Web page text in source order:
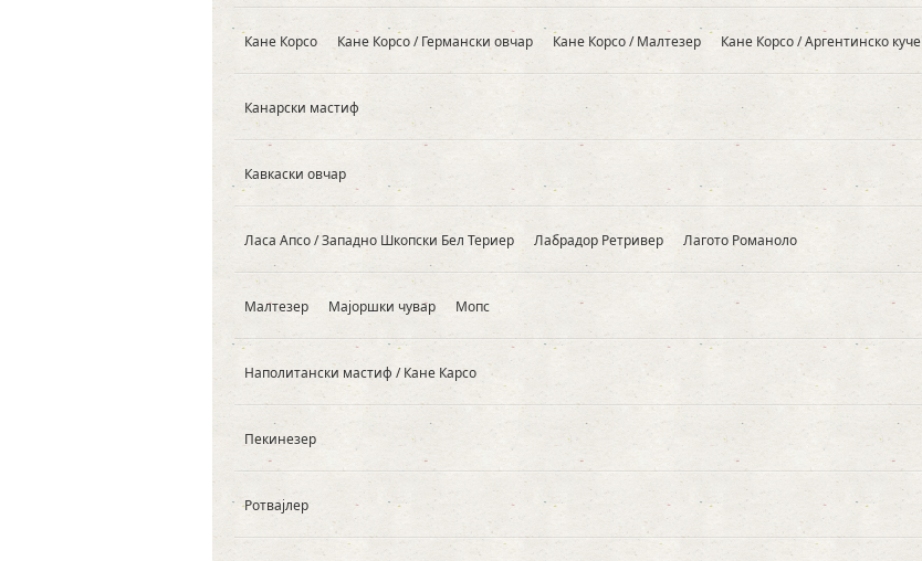
Кане Корсо Кане Корсо / Германски овчар Кане Корсо / Малтезер Кане Корсо / Аргентинско куче
Канарски мастиф
Кавкаски овчар
Ласа Апсо / Западно Шкопски Бел Териер Лабрадор Ретривер Лагото Романоло
Малтезер Мајоршки чувар Мопс
Наполитански мастиф / Кане Карсо
Пекинезер
Ротвајлер